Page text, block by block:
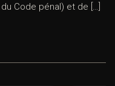
Code pénal) et de […]